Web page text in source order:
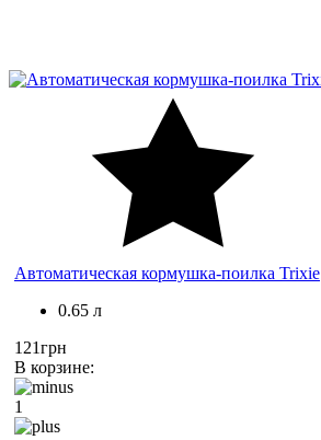
Автоматическая кормушка-поилка Trixie
0.65 л
121грн
В корзине:
1